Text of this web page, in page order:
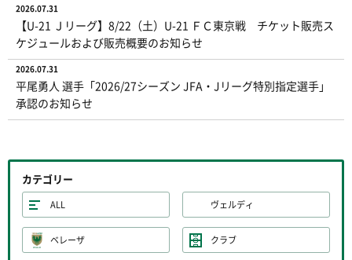
2026.07.31
【U-21 Ｊリーグ】8/22（土）U-21 ＦＣ東京戦 チケット販売ス
ケジュールおよび販売概要のお知らせ
2026.07.31
平尾勇人 選手「2026/27シーズン JFA・Jリーグ特別指定選手」
承認のお知らせ
カテゴリー
ALL ヴェルディ
ベレーザ クラブ